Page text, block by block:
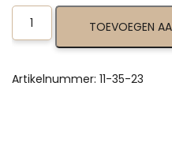
Bumper
Bracket,
Right
35-
TOEVOEGEN
Artikelnummer: 11-35-23